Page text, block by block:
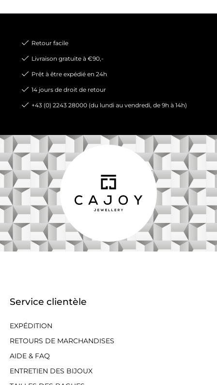
Retour facile
Livraison gratuite à €90,-
Prêt à être expédié en 24h
14 jours de droit de retour
+43 (0) 2243 28000 (du lundi au vendredi, de 9h à 14h)
Service clientèle
EXPÉDITION
RETOURS DE MARCHANDISES
AIDE & FAQ
ENTRETIEN DES BIJOUX